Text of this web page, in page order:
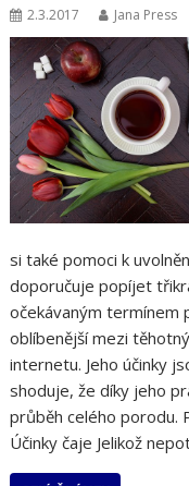
2.3.2017 Jana Press
si také pomoci k
doporučuje popíjet
očekávaným termínem
oblíbenější mezi
internetu. Jeho účinky
shoduje, že díky jeho
průběh celého porodu.
Účinky čaje Jelikož